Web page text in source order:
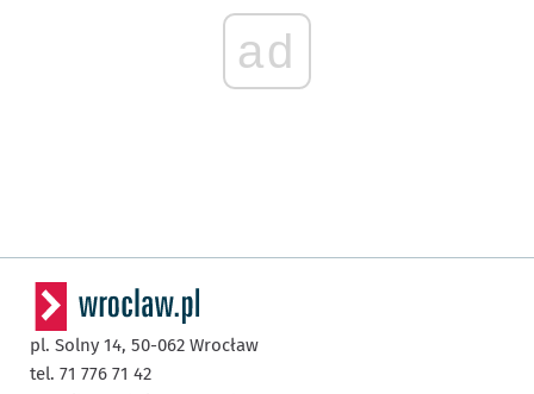
ad
pl. Solny 14, 50-062 Wrocław
tel. 71 776 71 42